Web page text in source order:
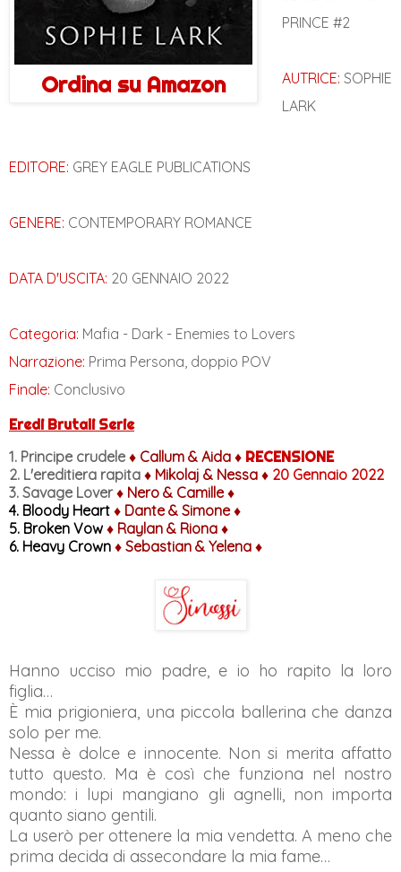
Ordina su Amazon
PRINCE #2
AUTRICE: SOPHIE
LARK
EDITORE: GREY EAGLE PUBLICATIONS
GENERE: CONTEMPORARY ROMANCE
DATA D'USCITA: 20 GENNAIO 2022
Categoria: Mafia - Dark - Enemies to Lovers
Narrazione: Prima Persona, doppio POV
Finale: Conclusivo
Eredi Brutali Serie
1. Principe crudele ♦ Callum & Aida ♦ RECENSIONE
2. L'ereditiera rapita ♦ Mikolaj & Nessa ♦ 20 Gennaio 2022
3. Savage Lover♦ Nero & Camille ♦
4. Bloody Heart ♦ Dante & Simone ♦
5. Broken Vow ♦ Raylan & Riona ♦
6. Heavy Crown ♦ Sebastian & Yelena ♦
Hanno ucciso mio padre, e io ho rapito la loro
figlia…
È mia prigioniera, una piccola ballerina che danza
solo per me.
Nessa è dolce e innocente. Non si merita affatto
tutto questo. Ma è così che funziona nel nostro
mondo: i lupi mangiano gli agnelli, non importa
quanto siano gentili.
La userò per ottenere la mia vendetta. A meno che
prima decida di assecondare la mia fame…